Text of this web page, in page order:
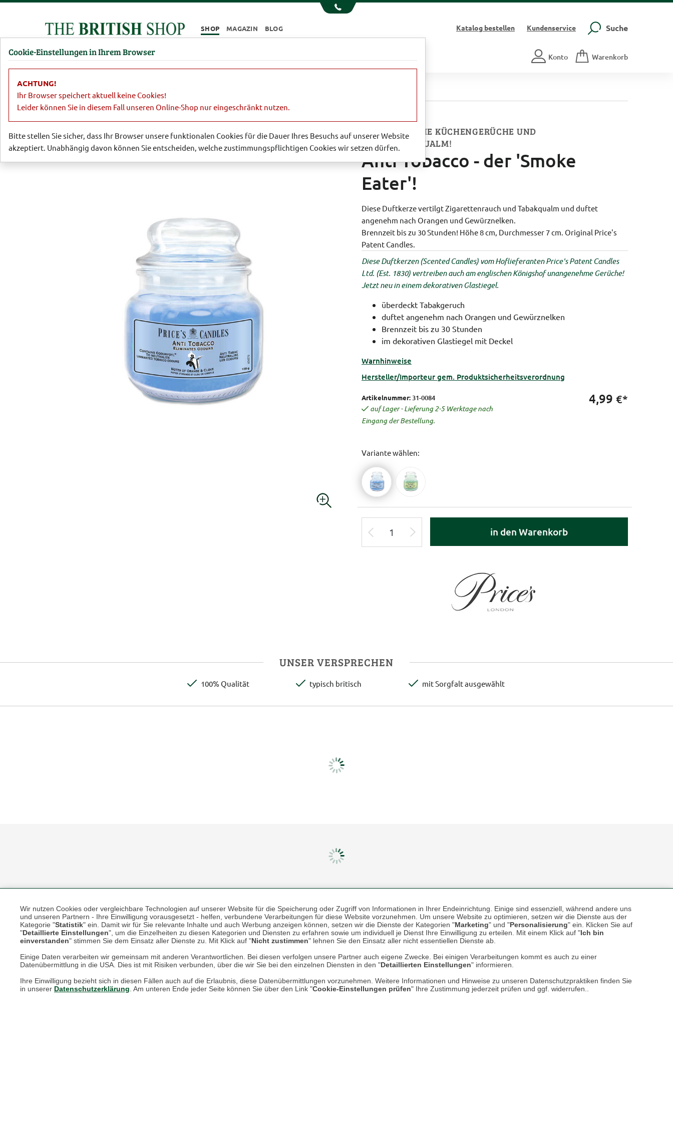
Wir nutzen Cookies oder vergleichbare Technologien auf unserer Website für die Speicherung oder Zugriff von Informationen in Ihrer Endeinrichtung. Einige sind essenziell, während andere uns
und unseren Partnern - Ihre Einwilligung vorausgesetzt - helfen, verbundene Verarbeitungen für diese Website vorzunehmen. Um unsere Website zu optimieren, setzen wir die Dienste aus der
Kategorie "Statistik" ein. Damit wir für Sie relevante Inhalte und auch Werbung anzeigen können, setzen wir die Dienste der Kategorien "Marketing" und "Personalisierung" ein. Klicken Sie auf
"Detaillierte Einstellungen", um die Einzelheiten zu diesen Kategorien und Diensten zu erfahren sowie um individuell je Dienst Ihre Einwilligung zu erteilen. Mit einem Klick auf "Ich bin
einverstanden" stimmen Sie dem Einsatz aller Dienste zu. Mit Klick auf "Nicht zustimmen" lehnen Sie den Einsatz aller nicht essentiellen Dienste ab.
Einige Daten verarbeiten wir gemeinsam mit anderen Verantwortlichen. Bei diesen verfolgen unsere Partner auch eigene Zwecke. Bei einigen Verarbeitungen kommt es auch zu einer
Datenübermittlung in die USA. Dies ist mit Risiken verbunden, über die wir Sie bei den einzelnen Diensten in den "Detaillierten Einstellungen" informieren.
Ihre Einwilligung bezieht sich in diesen Fällen auch auf die Erlaubnis, diese Datenübermittlungen vorzunehmen. Weitere Informationen und Hinweise zu unseren Datenschutzpraktiken finden Sie
in unserer Datenschutzerklärung . Am unteren Ende jeder Seite können Sie über den Link "Cookie-Einstellungen prüfen" Ihre Zustimmung jederzeit prüfen und ggf. widerrufen..
SHOP MAGAZIN BLOG Katalogbestellen Kundenservice Suche
Damen Herren Barbour Parfümerie Konto Warenkorb
VERTREIBEN SIE KÜCHENGERÜCHE UND
ZIGARETTENQUALM!
Anti Tobacco - der 'Smoke
Eater'!
Diese Duftkerze vertilgt Zigarettenrauch und Tabakqualm und duftet
angenehm nach Orangen und Gewürznelken.
Brennzeit bis zu 30 Stunden! Höhe 8 cm, Durchmesser 7 cm. Original Price's
Patent Candles.
Diese Duftkerzen (Scented Candles) vom Hoflieferanten Price's Patent Candles
Ltd. (Est. 1830) vertreiben auch am englischen Königshof unangenehme Gerüche!
Jetzt neu in einem dekorativen Glastiegel.
überdeckt Tabakgeruch
duftet angenehm nach Orangen und Gewürznelken
Brennzeit bis zu 30 Stunden
im dekorativen Glastiegel mit Deckel
Warnhinweise
Hersteller/Importeur gem. Produktsicherheitsverordnung
Artikelnummer: 31-0084
auf Lager - Lieferung 2-5 Werktage nach
Eingang der Bestellung.
4,99 €*
Variante wählen:
in den Warenkorb
UNSER VERSPRECHEN
100% Qualität typisch britisch mit Sorgfalt ausgewählt
Unsere Services für Sie
Online Magazin
Größenberater
Blog "Die feine englische Art"
Mehr erfahren
Über uns
Datenschutz
Impressum
UnsereVersand- und Zahlungsarten
Cookie-Einstellungen in Ihrem Browser
ACHTUNG!
Ihr Browser speichert aktuell keine Cookies!
Leider können Sie in diesem Fall unseren Online-Shop nur eingeschränkt nutzen.
Bitte stellen Sie sicher, dass Ihr Browser unsere funktionalen Cookies für die Dauer Ihres Besuchs auf unserer Website
akzeptiert. Unabhängig davon können Sie entscheiden, welche zustimmungspflichtigen Cookies wir setzen dürfen.